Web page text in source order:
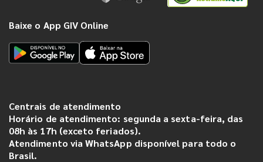
Baixe o App GIV Online
Centrais de atendimento
Horário de atendimento: segunda a sexta-feira, das
08h às 17h (exceto feriados).
Atendimento via WhatsApp disponível para todo o
Brasil.